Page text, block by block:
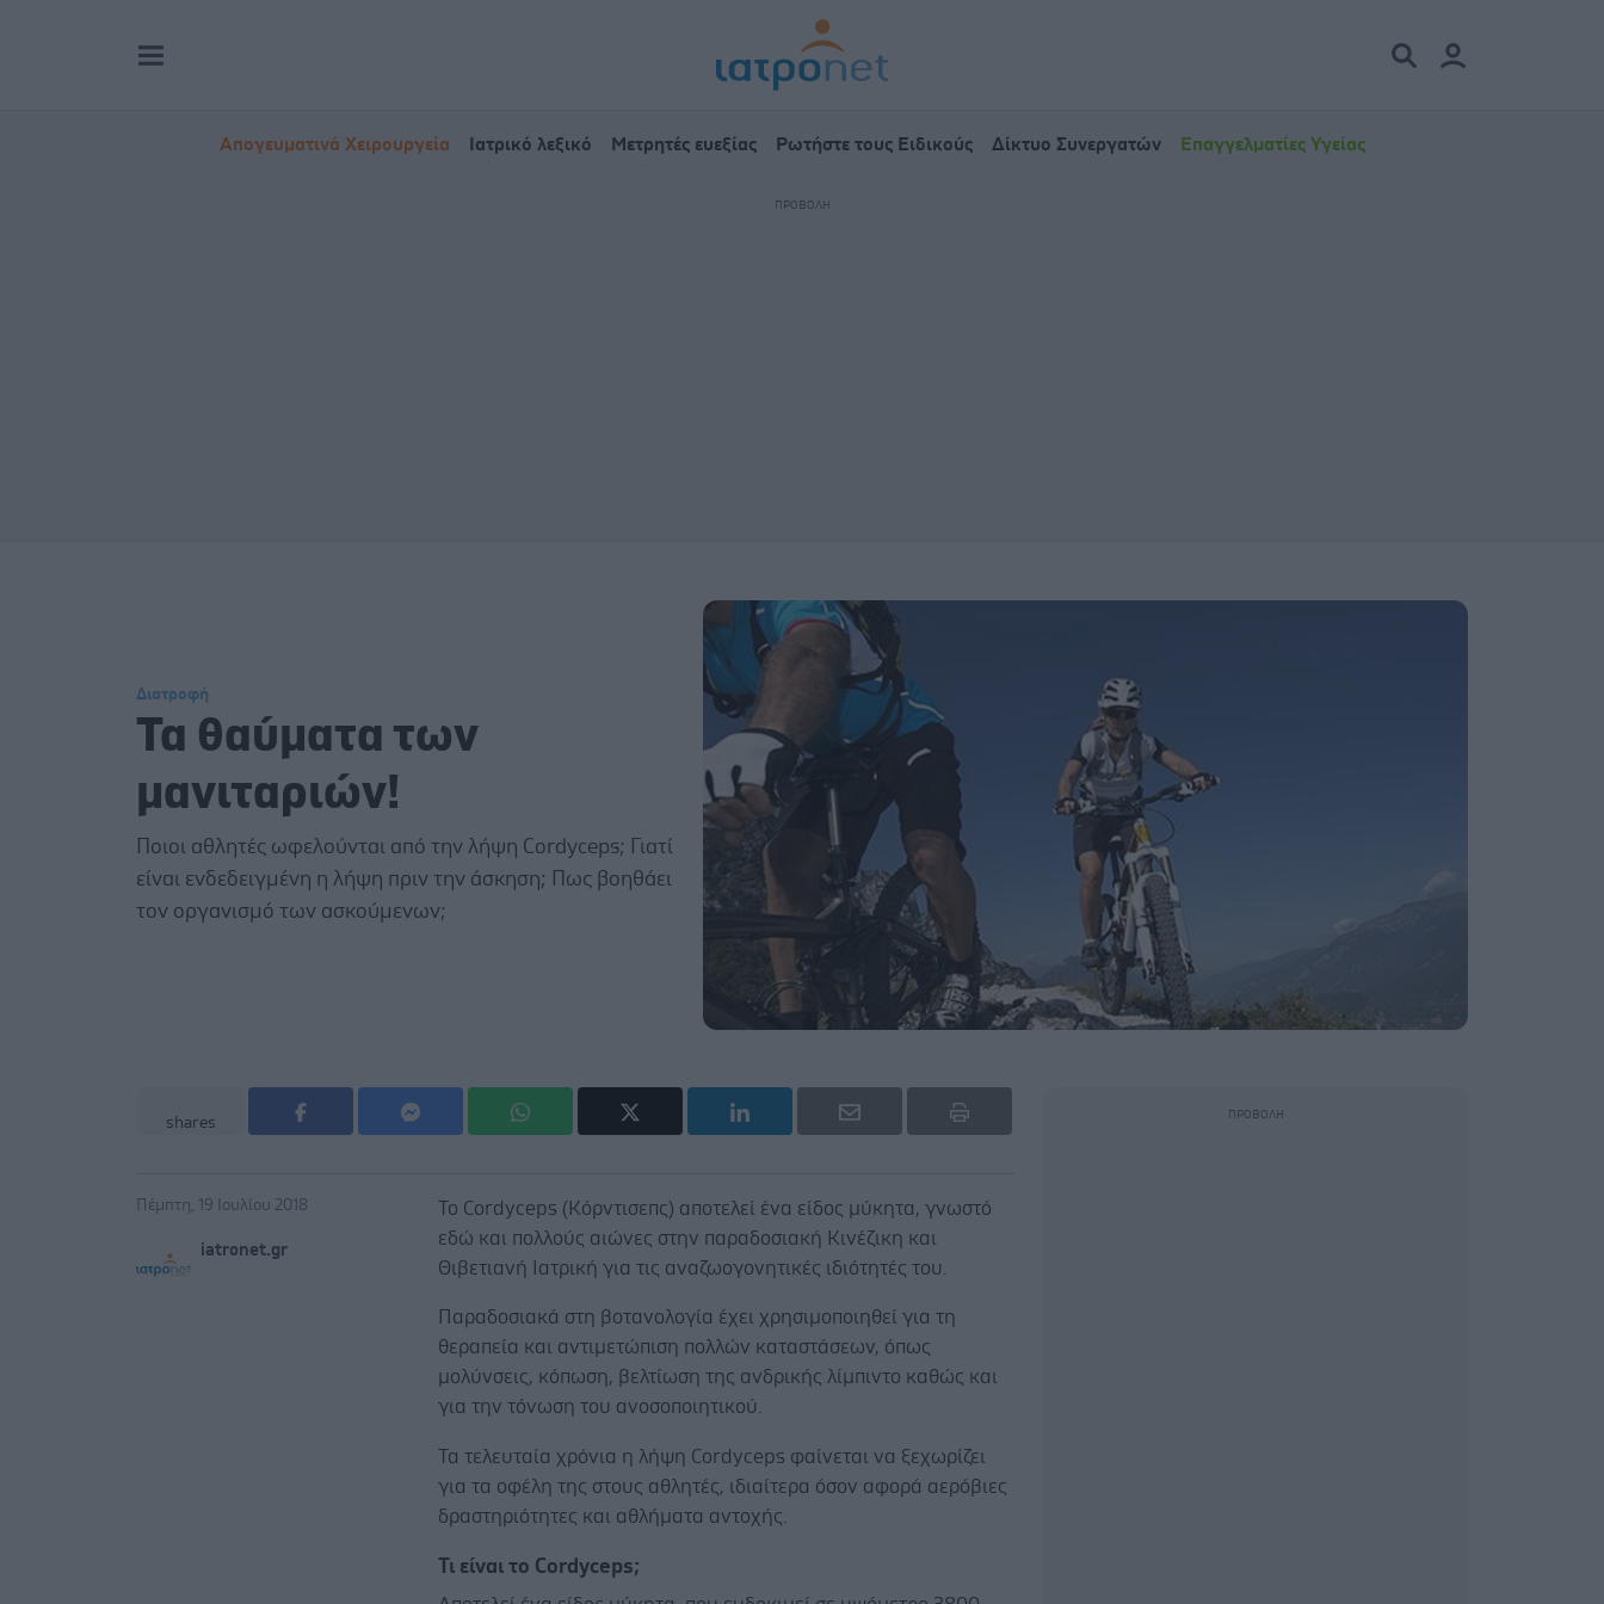
Απογευματινά Χειρουργεία Ιατρικό λεξικό Μετρητές ευεξίας Ρωτήστε τους Ειδικούς Δίκτυο Συνεργατών Επαγγελματίες Υγείας
Διατροφή
Τα θαύματα των
μανιταριών!
Ποιοι αθλητές ωφελούνται από την λήψη Cordyceps; Γιατί
είναι ενδεδειγμένη η λήψη πριν την άσκηση; Πως βοηθάει
τον οργανισμό των ασκούμενων;
shares
Πέμπτη, 19 Ιουλίου 2018
iatronet.gr
To Cordyceps (Κόρντισεπς) αποτελεί ένα είδος μύκητα, γνωστό
εδώ και πολλούς αιώνες στην παραδοσιακή Κινέζικη και
Θιβετιανή Ιατρική για τις αναζωογονητικές ιδιότητές του.
Παραδοσιακά στη βοτανολογία έχει χρησιμοποιηθεί για τη
θεραπεία και αντιμετώπιση πολλών καταστάσεων, όπως
μολύνσεις, κόπωση, βελτίωση της ανδρικής λίμπιντο καθώς και
για την τόνωση του ανοσοποιητικού.
Τα τελευταία χρόνια η λήψη Cordyceps φαίνεται να ξεχωρίζει
για τα οφέλη της στους αθλητές, ιδιαίτερα όσον αφορά αερόβιες
δραστηριότητες και αθλήματα αντοχής.
Τι είναι το Cordyceps;